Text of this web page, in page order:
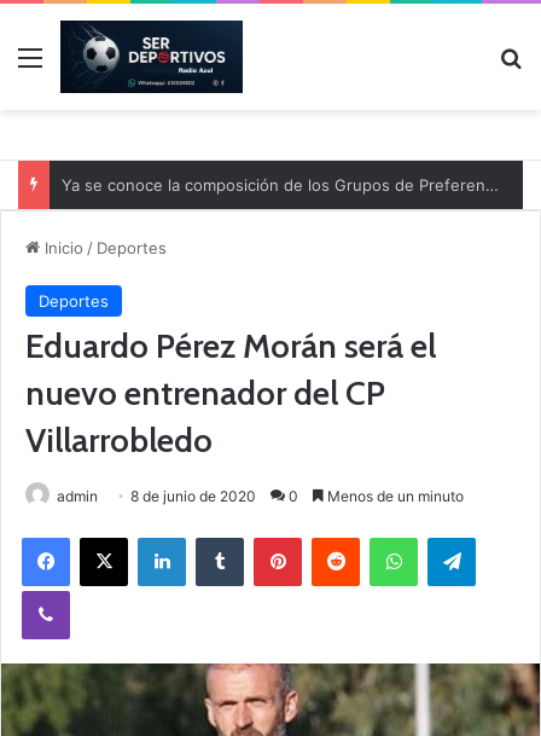
Menú
Ya se conoce la composición de los Grupos de Preferente y el calendario
Inicio / Deportes
Deportes
Eduardo Pérez Morán será el
nuevo entrenador del CP
Villarrobledo
admin 8 de junio de 2020 0 Menos de un minuto